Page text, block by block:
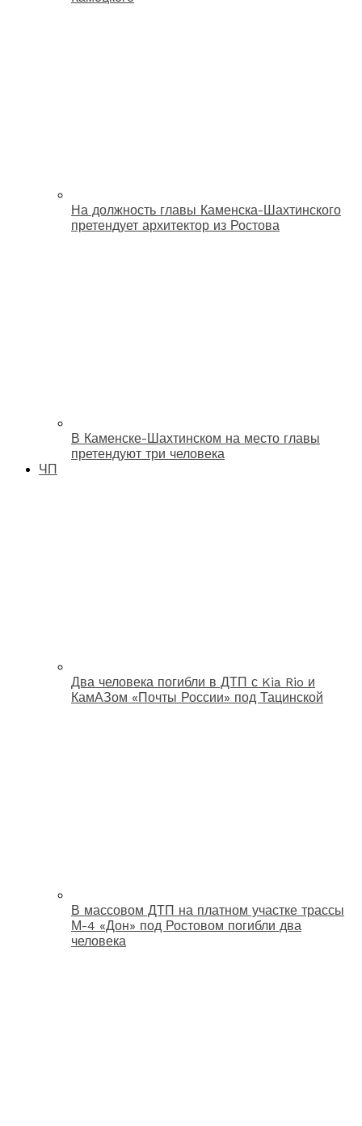
На должность главы Каменска-Шахтинского
претендует архитектор из Ростова
В Каменске-Шахтинском на место главы
претендуют три человека
ЧП
Два человека погибли в ДТП с Kia Rio и
КамАЗом «Почты России» под Тацинской
В массовом ДТП на платном участке трассы
М-4 «Дон» под Ростовом погибли два
человека